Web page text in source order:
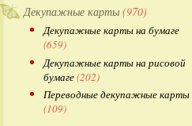
Декупажные карты (970)
Декупажные карты на бумаге
(659)
Декупажные карты на рисовой
бумаге(202)
Переводные декупажные карты
(109)